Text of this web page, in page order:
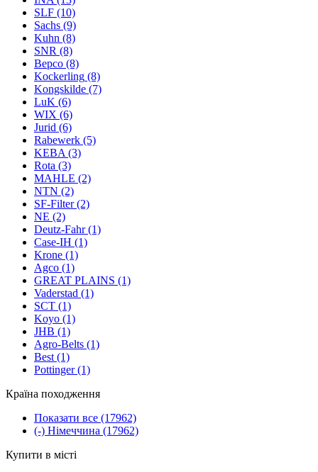
SLF (10)
Sachs (9)
Kuhn (8)
SNR (8)
Bepco (8)
Kockerling (8)
Kongskilde (7)
LuK (6)
WIX (6)
Jurid (6)
Rabewerk (5)
KEBA (3)
Rota (3)
MAHLE (2)
NTN (2)
SF-Filter (2)
NE (2)
Deutz-Fahr (1)
Case-IH (1)
Krone (1)
Agco (1)
GREAT PLAINS (1)
Vaderstad (1)
SCT (1)
Koyo (1)
JHB (1)
Agro-Belts (1)
Best (1)
Pottinger (1)
Країна походження
Показати все (17962)
(-) Німеччина (17962)
Купити в місті